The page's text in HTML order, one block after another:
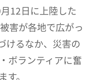
12日に上陸した
害が各地で広がっ
けるなか、災害の
ボランティアに奮
。